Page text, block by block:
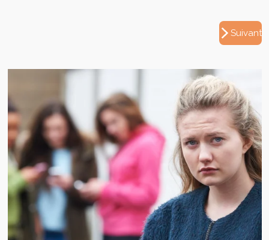
Suivant